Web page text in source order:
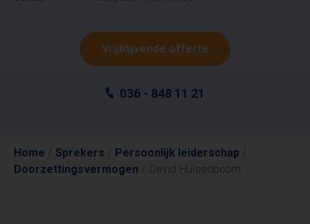
Vrijblijvende offerte
036 - 848 11 21
Home / Sprekers / Persoonlijk leiderschap /
Doorzettingsvermogen / David Hulsenboom